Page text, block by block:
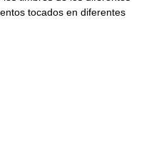
tocados en diferentes